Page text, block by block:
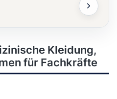
Kleidung,
für Fachkräfte